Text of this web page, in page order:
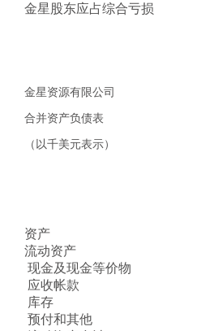
金星股东应占综合亏损
金星资源有限公司
合并资产负债表
（以千美元表示）
资产
流动资产
现金及现金等价物
应收帐款
库存
预付和其他